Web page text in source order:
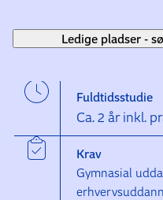
Ledige pladser -
Fuldtidsstudie
Ca. 2 år inkl.
Krav
Gymnasial